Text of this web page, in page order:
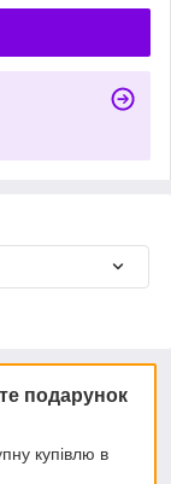
подарунок
купівлю в